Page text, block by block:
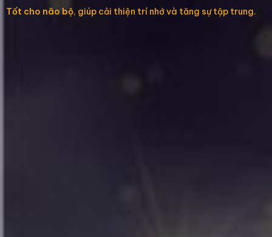
Tốt cho não bộ, giúp cải thiện trí nhớ và tăng sự tập trung.